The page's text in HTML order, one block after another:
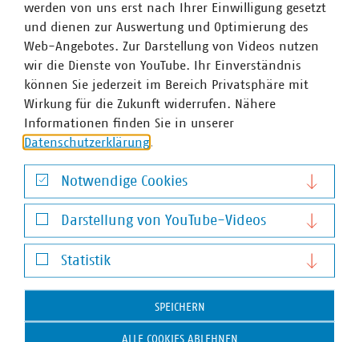
Stephanie Risch
Senior-Fachgebietsleiterin Stromnetze
+49 30 58580-198
+49 170 8580198
risch(at)vku(dot)de
Schlagworte
NetzanschlussVerteilnetze
werden von uns erst nach Ihrer Einwilligung gesetzt
und dienen zur Auswertung und Optimierung des
Web-Angebotes. Zur Darstellung von Videos nutzen
wir die Dienste von YouTube. Ihr Einverständnis
können Sie jederzeit im Bereich Privatsphäre mit
Wirkung für die Zukunft widerrufen. Nähere
Informationen finden Sie in unserer
Datenschutzerklärung
Notwendige Cookies
Notwendige Cookies
Darstellung von YouTube-Videos
Darstellung von YouTube-Videos
Statistik
Statistik
SPEICHERN
ALLE COOKIES ABLEHNEN